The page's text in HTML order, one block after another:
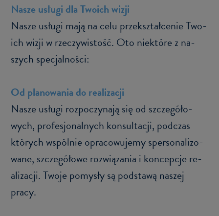
Nasze usłu­gi dla Two­ich wizji
Nasze usłu­gi mają na celu prze­kształ­ce­nie Two­
ich wizji w rze­czy­wi­stość. Oto nie­któ­re z na­
szych spe­cjal­no­ści:
Od pla­no­wa­nia do re­ali­za­cji
Nasze usłu­gi roz­po­czy­na­ją się od szcze­gó­ło­
wych, pro­fe­sjo­nal­nych kon­sul­ta­cji, pod­czas
któ­rych wspól­nie opra­co­wu­je­my sper­so­na­li­zo­
wa­ne, szcze­gó­ło­we roz­wią­za­nia i kon­cep­cje re­
ali­za­cji. Twoje po­my­sły są pod­sta­wą na­szej
pracy.